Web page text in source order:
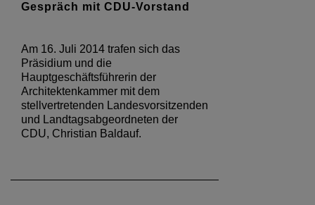
Gespräch mit CDU-Vorstand
Am 16. Juli 2014 trafen sich das
Präsidium und die
Hauptgeschäftsführerin der
Architektenkammer mit dem
stellvertretenden Landesvorsitzenden
und Landtagsabgeordneten der
CDU, Christian Baldauf.